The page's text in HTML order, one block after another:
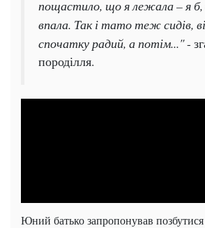
пощастило, що я лежала – я б,
впала. Так і тато теж сидів,
спочатку радий, а потім..."-
породілля.
Юний батько запропонував позбутися